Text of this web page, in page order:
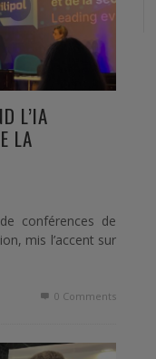
THÉMATIQUE
2016
2017
2018
2022
L’IA
LA
conférences de
mis l’accent sur
0 Comments